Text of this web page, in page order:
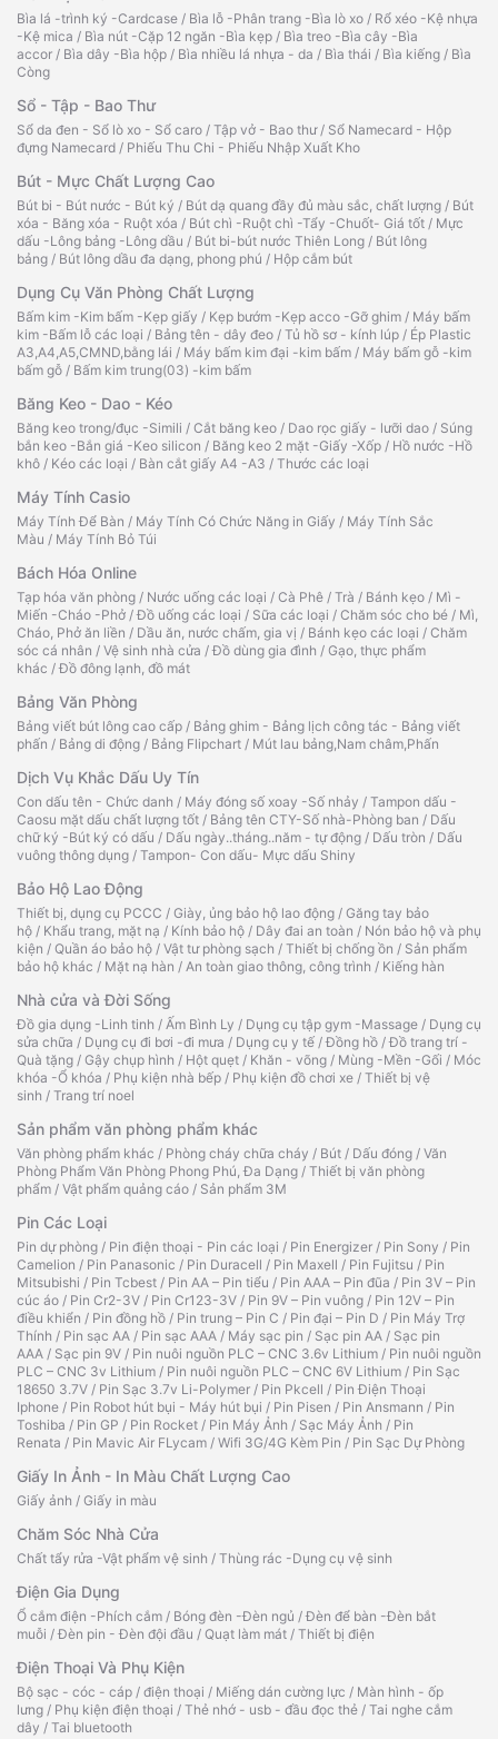
Bìa lá -trình ký -Cardcase / Bìa lỗ -Phân trang -Bìa lò xo / Rổ xéo -Kệ nhựa
-Kệ mica / Bìa nút -Cặp 12 ngăn -Bìa kẹp / Bìa treo -Bìa cây -Bìa
accor / Bìa dây -Bìa hộp / Bìa nhiều lá nhựa - da / Bìa thái / Bìa kiếng / Bìa
Còng
Sổ - Tập - Bao Thư
Sổ da đen - Sổ lò xo - Sổ caro / Tập vở - Bao thư/ Sổ Namecard - Hộp
đựng Namecard / Phiếu Thu Chi - Phiếu Nhập Xuất Kho
Bút - Mực Chất Lượng Cao
Bút bi - Bút nước - Bút ký / Bút dạ quang đầy đủ màu sắc, chất lượng / Bút
xóa - Băng xóa - Ruột xóa / Bút chì -Ruột chì -Tẩy -Chuốt- Giá tốt / Mực
dấu -Lông bảng -Lông dầu / Bút bi-bút nước Thiên Long / Bút lông
bảng / Bút lông dầu đa dạng, phong phú / Hộp cắm bút
Dụng Cụ Văn Phòng Chất Lượng
Bấm kim -Kim bấm -Kẹp giấy / Kẹp bướm -Kẹp acco -Gỡ ghim / Máy bấm
kim -Bấm lỗ các loại / Bảng tên - dây đeo / Tủ hồ sơ - kính lúp / Ép Plastic
A3,A4,A5,CMND,bằng lái / Máy bấm kim đại -kim bấm / Máy bấm gỗ -kim
bấm gỗ / Bấm kim trung(03) -kim bấm
Băng Keo - Dao - Kéo
Băng keo trong/đục -Simili / Cắt băng keo / Dao rọc giấy - lưỡi dao / Súng
bắn keo -Bắn giá -Keo silicon / Băng keo 2 mặt -Giấy -Xốp / Hồ nước -Hồ
khô / Kéo các loại / Bàn cắt giấy A4 -A3 / Thước các loại
Máy Tính Casio
Máy Tính Để Bàn / Máy Tính Có Chức Năng in Giấy / Máy Tính Sắc
Màu / Máy Tính Bỏ Túi
Bách Hóa Online
Tạp hóa văn phòng / Nước uống các loại / Cà Phê / Trà / Bánh kẹo / Mì -
Miến -Cháo -Phở /Đồ uống các loại / Sữa các loại / Chăm sóc cho bé / Mì,
Cháo, Phở ăn liền / Dầu ăn, nước chấm, gia vị / Bánh kẹo các loại / Chăm
sóc cá nhân / Vệ sinh nhà cửa /Đồ dùng gia đình / Gạo, thực phẩm
khác /Đồ đông lạnh, đồ mát
Bảng Văn Phòng
Bảng viết bút lông cao cấp / Bảng ghim - Bảng lịch công tác - Bảng viết
phấn / Bảng di động / Bảng Flipchart / Mút lau bảng,Nam châm,Phấn
Dịch Vụ Khắc Dấu Uy Tín
Con dấu tên - Chức danh / Máy đóng số xoay -Số nhảy / Tampon dấu -
Caosu mặt dấu chất lượng tốt / Bảng tên CTY-Số nhà-Phòng ban / Dấu
chữ ký -Bút ký có dấu / Dấu ngày..tháng..năm - tự động / Dấu tròn / Dấu
vuông thông dụng / Tampon- Con dấu- Mực dấu Shiny
Bảo Hộ Lao Động
Thiết bị, dụng cụ PCCC / Giày, ủng bảo hộ lao động / Găng tay bảo
hộ / Khẩu trang, mặt nạ / Kính bảo hộ / Dây đai an toàn / Nón bảo hộ và phụ
kiện / Quần áo bảo hộ / Vật tư phòng sạch / Thiết bị chống ồn / Sản phẩm
bảo hộ khác / Mặt nạ hàn / An toàn giao thông, công trình / Kiếng hàn
Nhà cửa và Đời Sống
Đồ gia dụng -Linh tinh / Ấm Bình Ly / Dụng cụ tập gym -Massage / Dụng cụ
sửa chữa / Dụng cụ đi bơi -đi mưa / Dụng cụ y tế /Đồng hồ /Đồ trang trí -
Quà tặng / Gậy chụp hình / Hột quẹt / Khăn - võng / Mùng -Mền -Gối / Móc
khóa -Ổ khóa / Phụ kiện nhà bếp / Phụ kiện đồ chơi xe / Thiết bị vệ
sinh / Trang trí noel
Sản phẩm văn phòng phẩm khác
Văn phòng phẩm khác / Phòng cháy chữa cháy / Bút / Dấu đóng / Văn
Phòng Phẩm Văn Phòng Phong Phú, Đa Dạng / Thiết bị văn phòng
phẩm / Vật phẩm quảng cáo / Sản phẩm 3M
Pin Các Loại
Pin dự phòng / Pin điện thoại - Pin các loại / Pin Energizer / Pin Sony / Pin
Camelion / Pin Panasonic / Pin Duracell / Pin Maxell / Pin Fujitsu / Pin
Mitsubishi / Pin Tcbest / Pin AA – Pin tiểu / Pin AAA – Pin đũa / Pin 3V – Pin
cúc áo / Pin Cr2-3V / Pin Cr123-3V / Pin 9V – Pin vuông / Pin 12V – Pin
điều khiển / Pin đồng hồ / Pin trung – Pin C / Pin đại – Pin D / Pin Máy Trợ
Thính / Pin sạc AA / Pin sạc AAA / Máy sạc pin / Sạc pin AA / Sạc pin
AAA / Sạc pin 9V / Pin nuôi nguồn PLC – CNC 3.6v Lithium / Pin nuôi nguồn
PLC – CNC 3v Lithium / Pin nuôi nguồn PLC – CNC 6V Lithium / Pin Sạc
18650 3.7V / Pin Sạc 3.7v Li-Polymer / Pin Pkcell / Pin Điện Thoại
Iphone / Pin Robot hút bụi - Máy hút bụi / Pin Pisen / Pin Ansmann / Pin
Toshiba / Pin GP / Pin Rocket / Pin Máy Ảnh / Sạc Máy Ảnh / Pin
Renata / Pin Mavic Air FLycam / Wifi 3G/4G Kèm Pin / Pin Sạc Dự Phòng
Giấy In Ảnh - In Màu Chất Lượng Cao
Giấy ảnh / Giấy in màu
Chăm Sóc Nhà Cửa
Chất tẩy rửa -Vật phẩm vệ sinh / Thùng rác -Dụng cụ vệ sinh
Điện Gia Dụng
Ổ cắm điện -Phích cắm / Bóng đèn -Đèn ngủ /Đèn để bàn -Đèn bắt
muỗi /Đèn pin - Đèn đội đầu / Quạt làm mát / Thiết bị điện
Điện Thoại Và Phụ Kiện
Bộ sạc - cóc - cáp / điện thoại / Miếng dán cường lực / Màn hình - ốp
lưng / Phụ kiện điện thoại / Thẻ nhớ - usb - đầu đọc thẻ / Tai nghe cắm
dây / Tai bluetooth